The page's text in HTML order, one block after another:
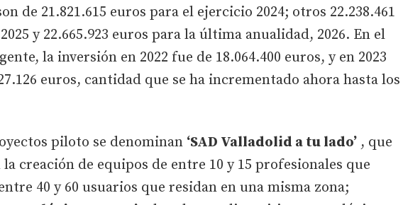
de 21.821.615 euros para el ejercicio 2024; otros 22.238.461
y 22.665.923 euros para la última anualidad, 2026. En el
la inversión en 2022 fue de 18.064.400 euros, y en 2023
euros, cantidad que se ha incrementado ahora hasta los
piloto se denominan ‘SAD Valladolid a tu lado’ , que
la creación de equipos de entre 10 y 15 profesionales que
40 y 60 usuarios que residan en una misma zona;